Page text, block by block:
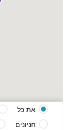
את כל
חניונים